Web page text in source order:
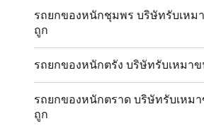
รถยกของหนักชุมพร บริษัทรับเหม
ถูก
รถยกของหนักตรัง บริษัทรับเหมา
รถยกของหนักตราด บริษัทรับเหม
ถูก